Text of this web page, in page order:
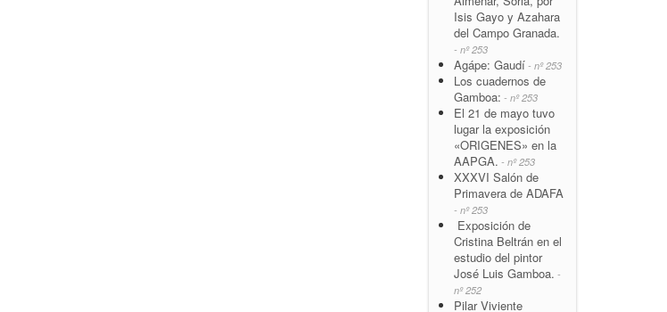
Isis Gayo y Azahara
del Campo Granada.
- nº 253
Agápe: Gaudí - nº 253
Los cuadernos de
Gamboa: - nº 253
El 21 de mayo tuvo
lugar la exposición
«ORIGENES» en la
AAPGA. - nº 253
XXXVI Salón de
Primavera de ADAFA
- nº 253
Exposición de
Cristina Beltrán en el
estudio del pintor
José Luis Gamboa. -
nº 252
Pilar Viviente